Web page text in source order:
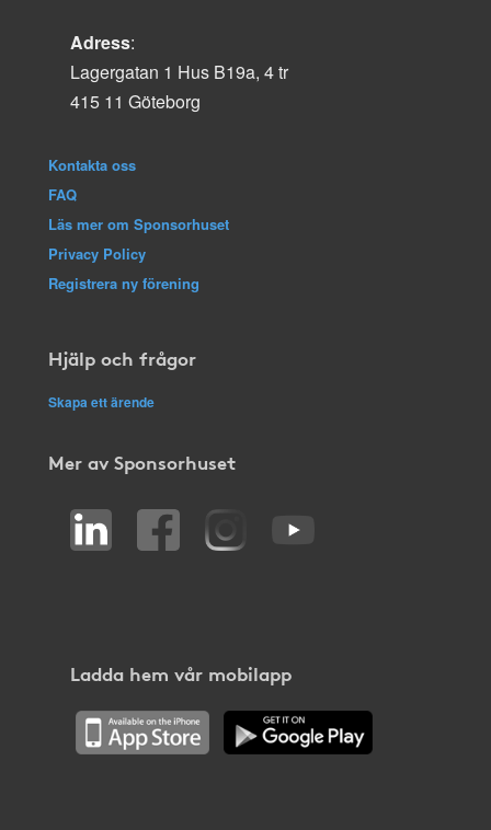
Adress:
Lagergatan 1 Hus B19a, 4 tr
415 11 Göteborg
Kontakta oss
FAQ
Läs mer om Sponsorhuset
Privacy Policy
Registrera ny förening
Hjälp och frågor
Skapa ett ärende
Mer av Sponsorhuset
Ladda hem vår mobilapp